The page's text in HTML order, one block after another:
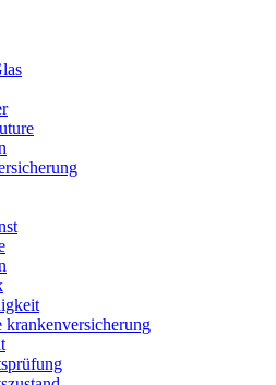
krankenversicherung